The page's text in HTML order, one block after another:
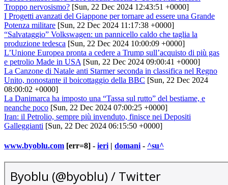
Troppo nervosismo? [Sun, 22 Dec 2024 12:43:51 +0000]
I Progetti avanzati del Giappone per tornare ad essere una Grande
Potenza militare [Sun, 22 Dec 2024 11:17:38 +0000]
“Salvataggio” Volkswagen: un pannicello caldo che taglia la
produzione tedesca [Sun, 22 Dec 2024 10:00:09 +0000]
L’Unione Europea pronta a cedere a Trump sull’acquisto di più gas
e petrolio Made in USA [Sun, 22 Dec 2024 09:00:41 +0000]
La Canzone di Natale anti Starmer seconda in classifica nel Regno
Unito, nonostante il boicottaggio della BBC [Sun, 22 Dec 2024
08:00:02 +0000]
La Danimarca ha imposto una “Tassa sul rutto” del bestiame, e
neanche poco [Sun, 22 Dec 2024 07:00:25 +0000]
Iran: il Petrolio, sempre più invenduto, finisce nei Depositi
Galleggianti [Sun, 22 Dec 2024 06:15:50 +0000]
www.byoblu.com [err=8] - ieri | domani - ^su^